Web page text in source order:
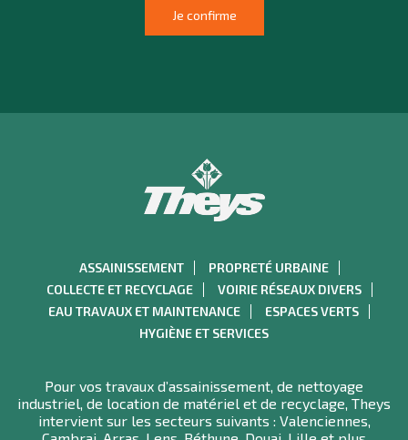
ASSAINISSEMENT
PROPRETÉ URBAINE
COLLECTE ET RECYCLAGE
VOIRIE RÉSEAUX DIVERS
EAU TRAVAUX ET MAINTENANCE
ESPACES VERTS
HYGIÈNE ET SERVICES
Pour vos travaux d’assainissement, de nettoyage
industriel, de location de matériel et de recyclage, Theys
intervient sur les secteurs suivants : Valenciennes,